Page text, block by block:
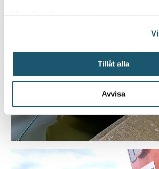
som kan ha en noggrannhet på upp
Identifiera din enhet genom att
för specifika kännetecken
Ta reda på mer om hur dina personliga
behandlas och ställ in dina preferenser i
helst från cookie-förklaringen.
Vi använder enhetsidentifierare för att
och annonserna till användarna,
för sociala medier och analysera vår
Tillåt alla
Avvisa